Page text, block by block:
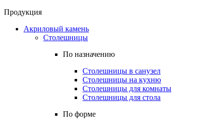
Продукция
Акриловый камень
Столешницы
По назначению
Столешницы в санузел
Столешницы на кухню
Столешницы для комнаты
Столешницы для стола
По форме